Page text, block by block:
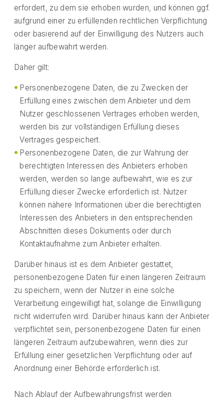
erfordert, zu dem sie erhoben wurden, und können ggf.
aufgrund einer zu erfüllenden rechtlichen Verpflichtung
oder basierend auf der Einwilligung des Nutzers auch
länger aufbewahrt werden.
Daher gilt:
Personenbezogene Daten, die zu Zwecken der
Erfüllung eines zwischen dem Anbieter und dem
Nutzer geschlossenen Vertrages erhoben werden,
werden bis zur vollständigen Erfüllung dieses
Vertrages gespeichert.
Personenbezogene Daten, die zur Wahrung der
berechtigten Interessen des Anbieters erhoben
werden, werden so lange aufbewahrt, wie es zur
Erfüllung dieser Zwecke erforderlich ist. Nutzer
können nähere Informationen über die berechtigten
Interessen des Anbieters in den entsprechenden
Abschnitten dieses Dokuments oder durch
Kontaktaufnahme zum Anbieter erhalten.
Darüber hinaus ist es dem Anbieter gestattet,
personenbezogene Daten für einen längeren Zeitraum
zu speichern, wenn der Nutzer in eine solche
Verarbeitung eingewilligt hat, solange die Einwilligung
nicht widerrufen wird. Darüber hinaus kann der Anbieter
verpflichtet sein, personenbezogene Daten für einen
längeren Zeitraum aufzubewahren, wenn dies zur
Erfüllung einer gesetzlichen Verpflichtung oder auf
Anordnung einer Behörde erforderlich ist.
Nach Ablauf der Aufbewahrungsfrist werden